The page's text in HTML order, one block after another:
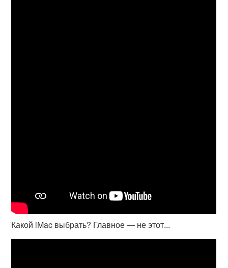
Какой iMac выбрать? Главное — не этот...